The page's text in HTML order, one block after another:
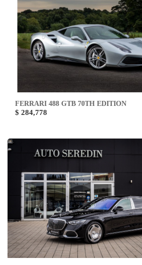
FERRARI 488 GTB 70TH EDITION
$ 284,778